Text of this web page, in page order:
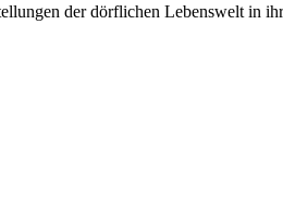
der dörflichen Lebenswelt